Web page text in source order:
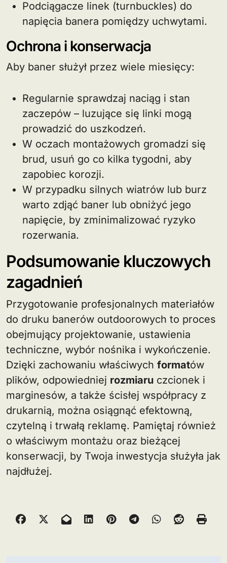
Podciągacze linek (turnbuckles) do
napięcia banera pomiędzy uchwytami.
Ochrona i konserwacja
Aby baner służył przez wiele miesięcy:
Regularnie sprawdzaj naciąg i stan
zaczepów – luzujące się linki mogą
prowadzić do uszkodzeń.
W oczach montażowych gromadzi się
brud, usuń go co kilka tygodni, aby
zapobiec korozji.
W przypadku silnych wiatrów lub burz
warto zdjąć baner lub obniżyć jego
napięcie, by zminimalizować ryzyko
rozerwania.
Podsumowanie kluczowych
zagadnień
Przygotowanie profesjonalnych materiałów
do druku banerów outdoorowych to proces
obejmujący projektowanie, ustawienia
techniczne, wybór nośnika i wykończenie.
Dzięki zachowaniu właściwych formatów
plików, odpowiedniej rozmiaru czcionek i
marginesów, a także ścisłej współpracy z
drukarnią, można osiągnąć efektowną,
czytelną i trwałą reklamę. Pamiętaj również
o właściwym montażu oraz bieżącej
konserwacji, by Twoja inwestycja służyła jak
najdłużej.